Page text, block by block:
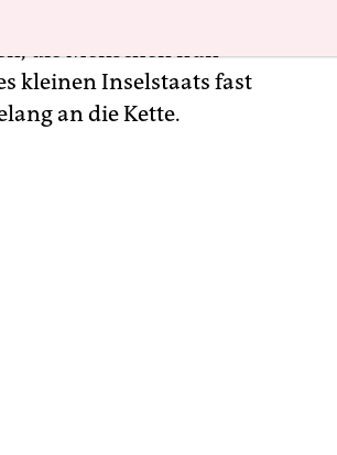
die Menschen nun
kleinen Inselstaats fast
an die Kette.